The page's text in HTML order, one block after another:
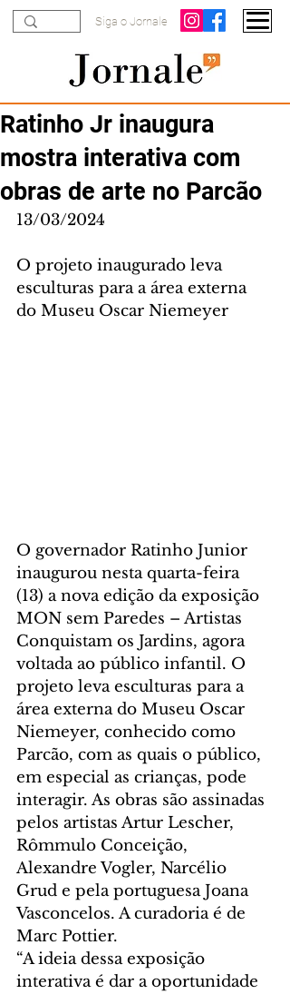
Siga o Jornale
Ratinho Jr inaugura
mostra interativa com
obras de arte no Parcão
13/03/2024
O projeto inaugurado leva
esculturas para a área externa
do Museu Oscar Niemeyer
O governador Ratinho Junior
inaugurou nesta quarta-feira
(13) a nova edição da exposição
MON sem Paredes – Artistas
Conquistam os Jardins, agora
voltada ao público infantil. O
projeto leva esculturas para a
área externa do Museu Oscar
Niemeyer, conhecido como
Parcão, com as quais o público,
em especial as crianças, pode
interagir. As obras são assinadas
pelos artistas Artur Lescher,
Rômmulo Conceição,
Alexandre Vogler, Narcélio
Grud e pela portuguesa Joana
Vasconcelos. A curadoria é de
Marc Pottier.
“A ideia dessa exposição
interativa é dar a oportunidade